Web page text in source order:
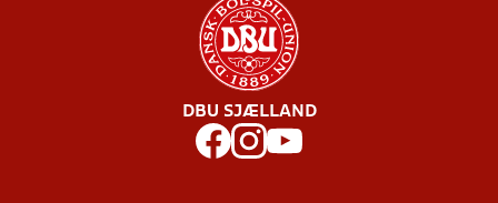
DBU SJÆLLAND